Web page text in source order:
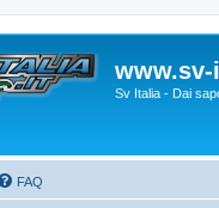
Sv Italia - Dai
FAQ